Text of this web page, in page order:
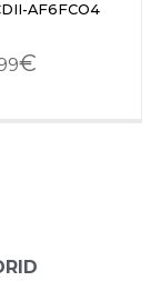
AF6FCO4
€